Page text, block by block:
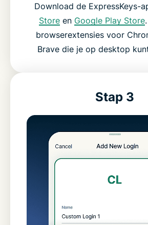
Download de ExpressKeys-
Storeen Google Play Store
browserextensies voor
Brave die je op desktop
Stap 3